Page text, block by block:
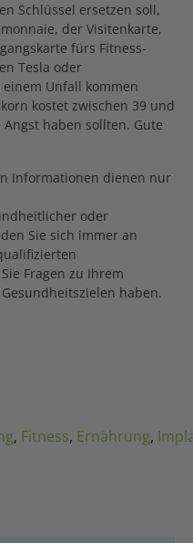
Schlüssel ersetzen soll,
der Visitenkarte,
fürs Fitness-
Tesla oder
Unfall kommen
kostet zwischen 39 und
Angst haben sollten. Gute
Informationen dienen nur
oder
Sie sich immer an
Fragen zu Ihrem
haben.
, Fitness, Ernährung,